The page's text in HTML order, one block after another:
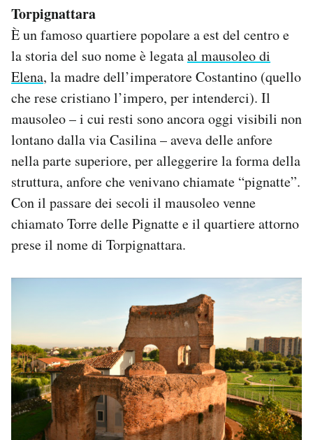
Torpignattara
È un famoso quartiere popolare a est del centro e
la storia del suo nome è legataal mausoleo di
Elena, la madre dell’imperatore Costantino (quello
che rese cristiano l’impero, per intenderci). Il
mausoleo – i cui resti sono ancora oggi visibili non
lontano dalla via Casilina – aveva delle anfore
nella parte superiore, per alleggerire la forma della
struttura, anfore che venivano chiamate “pignatte”.
Con il passare dei secoli il mausoleo venne
chiamato Torre delle Pignatte e il quartiere attorno
prese il nome di Torpignattara.